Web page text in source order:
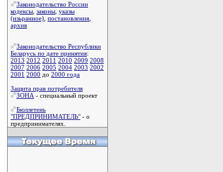
Законодательство России
кодексы законы указы
(изьранное) постановления
архив
Законодательство Республики
Беларусь по дате принятия:
2013 2012 2011 2010 2009 2008
2007 2006 2005 2004 2003 2002
2001 2000 до 2000 года
Защита прав потребителя
ЗОНА - специальный проект
Бюллетень
"ПРЕДПРИНИМАТЕЛЬ" - о
предпринимателях.